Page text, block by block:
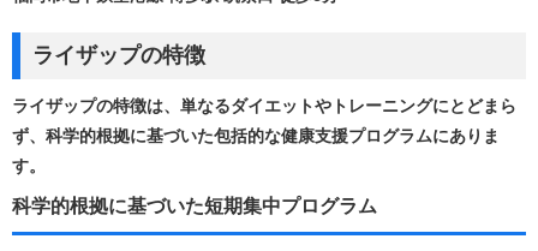
ライザップの特徴
ライザップの特徴は、単なるダイエットやトレーニングにとどまら
ず、科学的根拠に基づいた包括的な健康支援プログラムにありま
す。
科学的根拠に基づいた短期集中プログラム